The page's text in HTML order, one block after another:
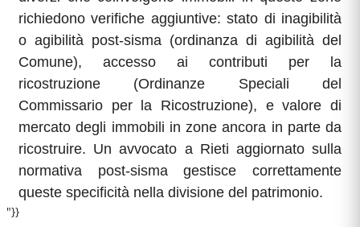
richiedono verifiche aggiuntive: stato di inagibilità
o agibilità post-sisma (ordinanza di agibilità del
Comune), accesso ai contributi per la
ricostruzione (Ordinanze Speciali del
Commissario per la Ricostruzione), e valore di
mercato degli immobili in zone ancora in parte da
ricostruire. Un avvocato a Rieti aggiornato sulla
normativa post-sisma gestisce correttamente
queste specificità nella divisione del patrimonio.
"}}